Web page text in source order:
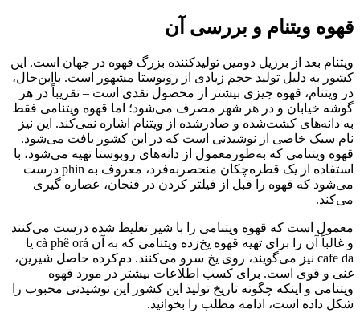
قهوه ویتنام و بررسی آن
ویتنام بعد از برزیل دومین تولیدکننده بزرگ قهوه در جهان است. این
کشور به دلیل تولید حجم زیادی از روبوستا مشهور است. بااین‌حال،
در ویتنام، قهوه چیزی بیشتر از محصول نقدی است – تقریباً در هر
گوشه خیابان و در هر شهر مصرف می‌شود؛ اما قهوه ویتنامی فقط
به دانه‌های کشت‌شده و صادرشده از ویتنام اشاره نمی‌کند. این نیز
نام سبک خاصی از نوشیدنی است که در این کشور یافت می‌شود.
قهوه ویتنامی که به‌طورمعمول از دانه‌های روبوستا تهیه می‌شود، با
استفاده از یک قطره‌چکان منحصربه‌فرد، معروف به phin درست
می‌شود که قهوه را قبل از فیلتر کردن در فنجان، عصاره گیری
می‌کند.
معمول است که قهوه ویتنامی را با شیر تغلیظ شده درست می‌کنند
و غالباً آن را برای تهیه قهوه یخ‌زده ویتنامی که به آن cà phê orá یا
cafe da نیز می‌گویند، روی یخ سرو می‌کنند. دم‌کرده حاصل شیرین،
غنی و قوی است. برای کسب اطلاعات بیشتر در مورد قهوه
ویتنامی و اینکه چگونه تاریخ تولید این کشور این نوشیدنی محبوب را
شکل داده است، ادامه مطلب را بخوانید.